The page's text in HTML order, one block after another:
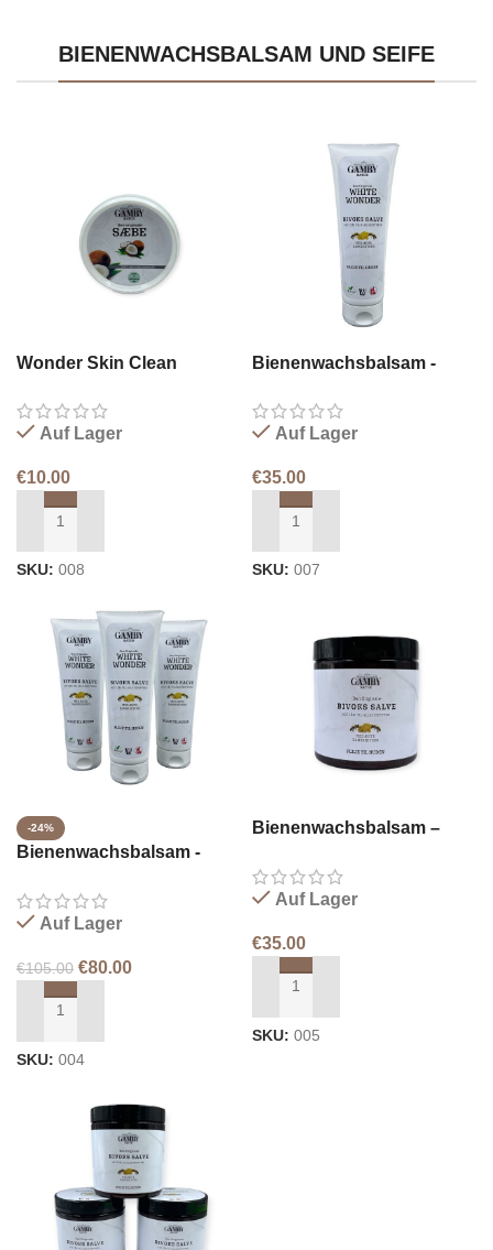
BIENENWACHSBALSAM UND SEIFE
Wonder Skin Clean
Auf Lager
€10.00
SKU: 008
Bienenwachsbalsam -
Auf Lager
€35.00
SKU: 007
-24%
Bienenwachsbalsam -
Auf Lager
€105.00 €80.00
SKU: 004
Bienenwachsbalsam –
Auf Lager
€35.00
SKU: 005